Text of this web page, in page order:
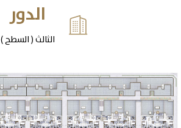
 الدور
الثالث ( السطح )